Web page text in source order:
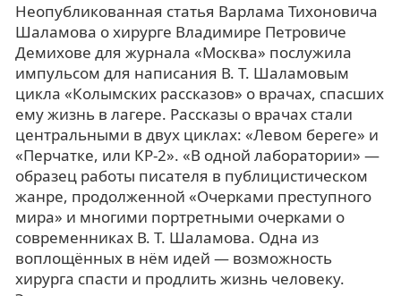
Неопубликованная статья Варлама Тихоновича
Шаламова о хирурге Владимире Петровиче
Демихове для журнала «Москва» послужила
импульсом для написания В. Т. Шаламовым
цикла «Колымских рассказов» о врачах, спасших
ему жизнь в лагере. Рассказы о врачах стали
центральными в двух циклах: «Левом береге» и
«Перчатке, или КР-2». «В одной лаборатории» —
образец работы писателя в публицистическом
жанре, продолженной «Очерками преступного
мира» и многими портретными очерками о
современниках В. Т. Шаламова. Одна из
воплощённых в нём идей — возможность
хирурга спасти и продлить жизнь человеку.